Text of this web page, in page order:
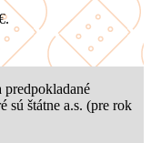
predpokladané
sú štátne a.s. (pre rok